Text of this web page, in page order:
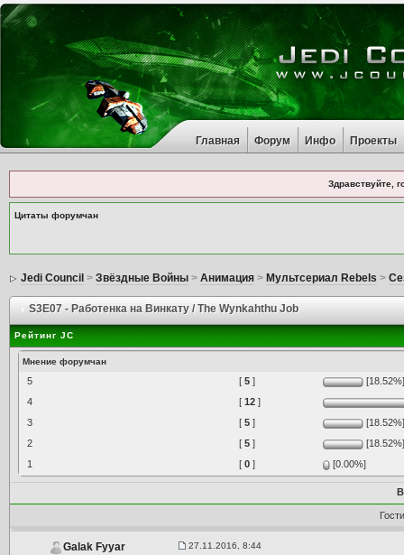
Главная Форум Инфо Проекты
Здравствуйте,
Цитаты форумчан
Jedi Council > Звёздные Войны> Анимация> Мультсериал Rebels >
S3E07 - Работенка на Винкату / The Wynkahthu Job
Рейтинг JC
Мнение форумчан
5 [ 5]
[18.52%]
4
[ 12]
3
[ 5]
[18.52%]
2
[ 5]
[18.52%]
1
[ 0] [0.00%]
Galak Fyyar 27.11.2016, 8:44